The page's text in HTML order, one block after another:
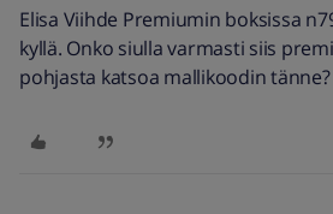
Elisa Viihde Premiumin boksissa
kyllä. Onko siulla varmasti siis
pohjasta katsoa mallikoodin tänne?